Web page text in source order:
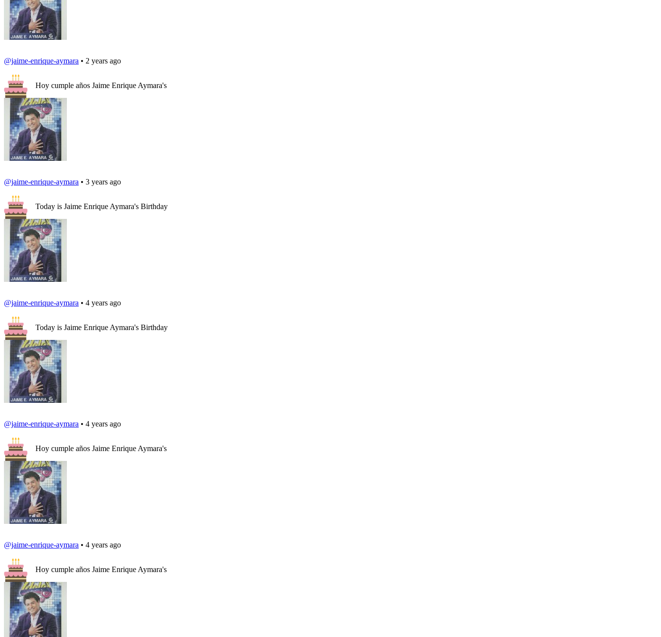
@jaime-enrique-aymara • 2 years ago
Hoy cumple años Jaime Enrique Aymara's
@jaime-enrique-aymara • 3 years ago
Today is Jaime Enrique Aymara's Birthday
@jaime-enrique-aymara • 4 years ago
Today is Jaime Enrique Aymara's Birthday
@jaime-enrique-aymara • 4 years ago
Hoy cumple años Jaime Enrique Aymara's
@jaime-enrique-aymara • 4 years ago
Hoy cumple años Jaime Enrique Aymara's